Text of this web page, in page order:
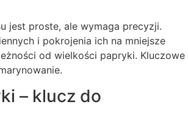
jest proste, ale wymaga precyzji.
i pokrojenia ich na mniejsze
od wielkości papryki. Kluczowe
– klucz do